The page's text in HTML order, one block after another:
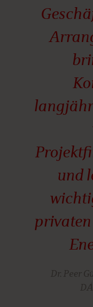
und
Dr. Peer